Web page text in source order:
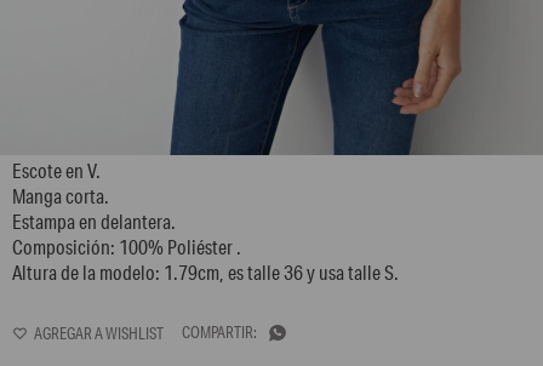
Escote en V.
Manga corta.
Estampa en delantera.
Composición: 100% Poliéster .
Altura de la modelo: 1.79cm, es talle 36 y usa talle S.
